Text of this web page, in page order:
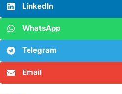
LinkedIn
WhatsApp
Telegram
Email